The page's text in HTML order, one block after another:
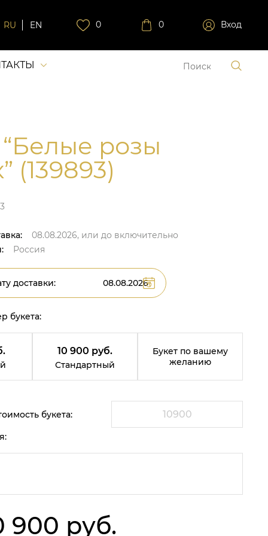
RU EN 0 0 Вход
“Белые розы
(139893)
08.08.2026, или до включительно
Россия
доставки:
букета:
10 900 руб.
Стандартный
Букет по вашему
желанию
букета:
900 руб.